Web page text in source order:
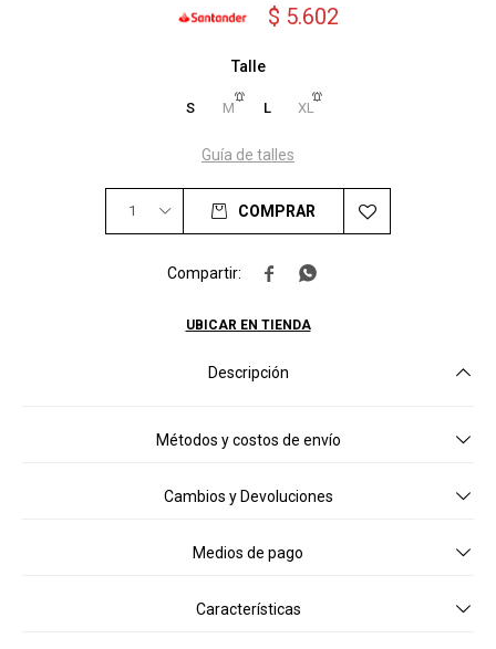
$ 5.602
Talle
S M L XL
Guía de talles
1 COMPRAR
 
UBICAR EN TIENDA
Descripción
Métodos y costos de envío
Cambios y Devoluciones
Medios de pago
Características